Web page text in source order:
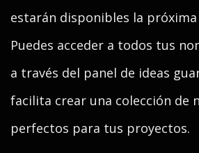
estarán disponibles la próxima
Puedes acceder a todos tus
a través del panel de ideas
facilita crear una colección de
perfectos para tus proyectos.